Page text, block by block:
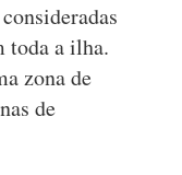
toda a ilha.
zona de
de